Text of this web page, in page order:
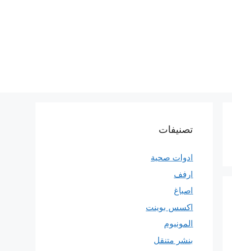
تصنيفات
ادوات صحية
ارفف
اصباغ
اكسس بوينت
المونيوم
بنشر متنقل